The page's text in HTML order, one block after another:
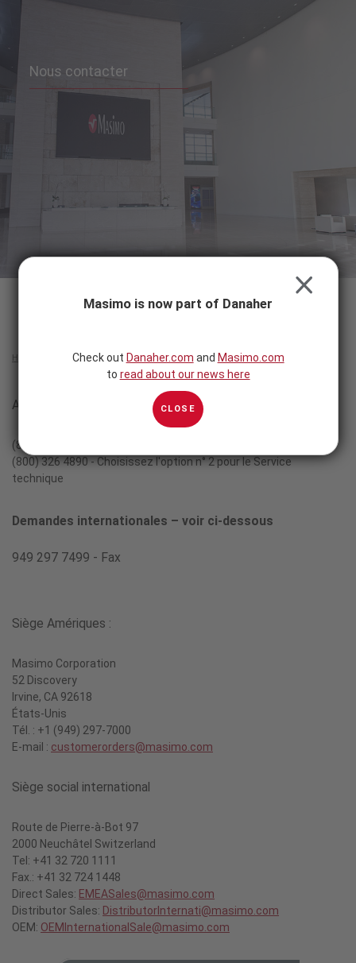
SEARCH
BUTTON
Nous contacter
Home Nous contacter
Nous
contacter
Appeler le support client
(800) 326 4890 ‑ Choisissez l'option n° 1 pour le Service clients
(800) 326 4890 ‑ Choisissez l'option n° 2 pour le Service
technique
Demandes internationales – voir ci-dessous
949 297 7499 ‑ Fax
Siège Amériques :
Masimo Corporation
52 Discovery
Irvine, CA 92618
États-Unis
Tél. : +1 (949) 297-7000
E-mail : customerorders@masimo.com
Siège social international
Route de Pierre-à-Bot 97
2000 Neuchâtel Switzerland
Tel: +41 32 720 1111
Fax.: +41 32 724 1448
Direct Sales: EMEASales@masimo.com
Distributor Sales: DistributorInternati@masimo.com
OEM: OEMInternationalSale@masimo.com
Masimo is now part of Danaher
CLOSE
Check out Danaher.com and Masimo.com
to read about our news here
CLOSE